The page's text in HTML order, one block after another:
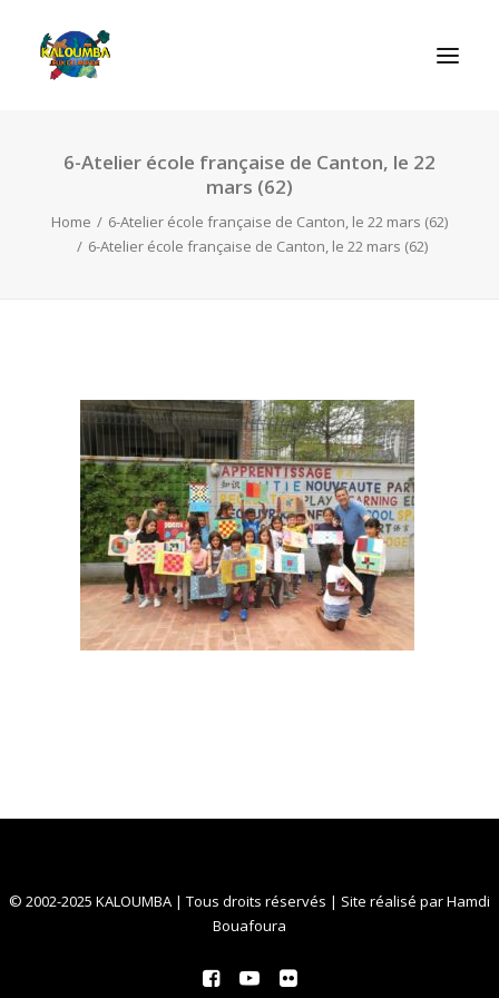
REGRAS DOS JOGOS
6-Atelier école française de Canton, le 22
mars (62)
Home
6-Atelier école française de Canton, le 22 mars (62)
6-Atelier école française de Canton, le 22 mars (62)
© 2002-2025 KALOUMBA | Tous droits réservés | Site réalisé parHamdi
Bouafoura